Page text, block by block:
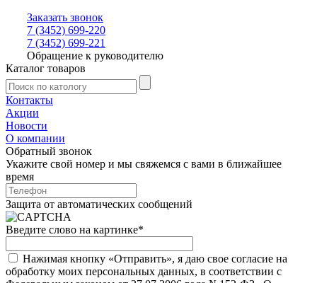
Заказать звонок
7 (3452) 699-220
7 (3452) 699-221
Обращение к руководителю
Каталог товаров
Контакты
Акции
Новости
О компании
Обратный звонок
Укажите свой номер и мы свяжемся с вами в ближайшее
время
Защита от автоматических сообщений
Введите слово на картинке*
Нажимая кнопку «Отправить», я даю свое согласие на
обработку моих персональных данных, в соответствии с